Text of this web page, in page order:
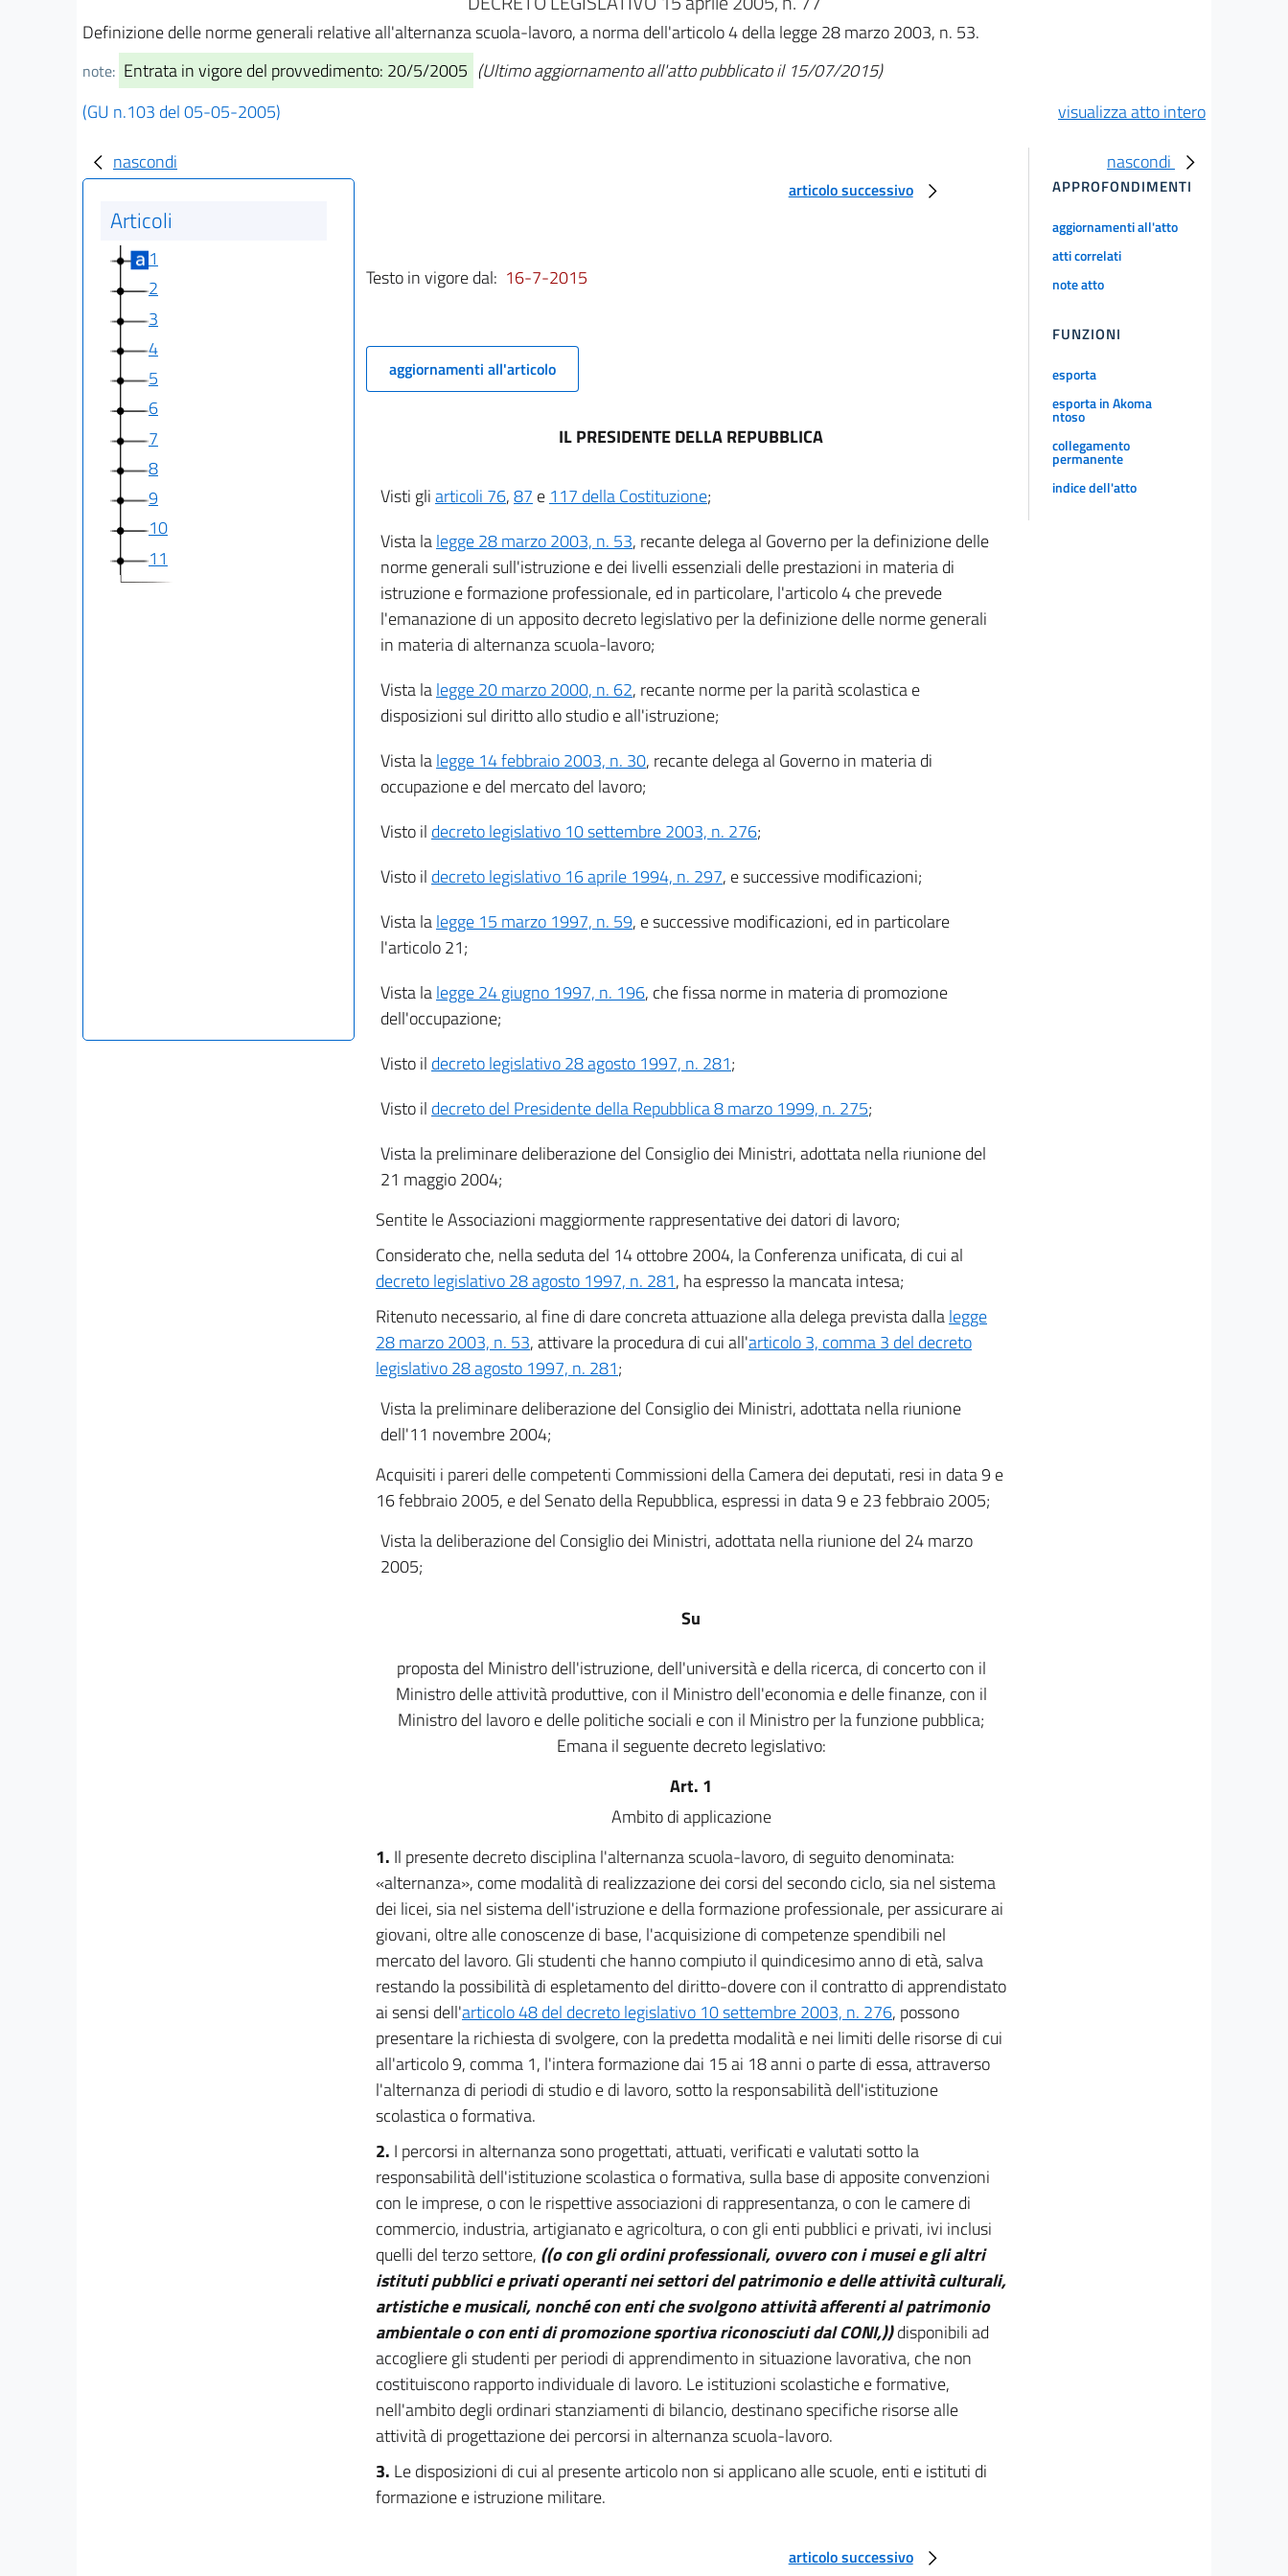
Definizione delle norme generali relative all'alternanza scuola-lavoro, a norma dell'articolo 4 della legge 28 marzo 2003, n. 53.
note: Entrata in vigore del provvedimento: 20/5/2005 (Ultimo aggiornamento all'atto pubblicato il 15/07/2015)
(GU n.103 del 05-05-2005)
visualizza atto intero
nascondi
Articoli
1
2
3
4
5
6
7
8
9
10
11
articolo successivo
Testo in vigore dal: 16-7-2015
aggiornamenti all'articolo
IL PRESIDENTE DELLA REPUBBLICA
Visti gliarticoli 76,87 e 117 della Costituzione;
Vista lalegge 28 marzo 2003, n. 53, recante delega al Governo per la definizione delle
norme generali sull'istruzione e dei livelli essenziali delle prestazioni in materia di
istruzione e formazione professionale, ed in particolare, l'articolo 4 che prevede
l'emanazione di un apposito decreto legislativo per la definizione delle norme generali
in materia di alternanza scuola-lavoro;
Vista lalegge 20 marzo 2000, n. 62, recante norme per la parità scolastica e
disposizioni sul diritto allo studio e all'istruzione;
Vista lalegge 14 febbraio 2003, n. 30, recante delega al Governo in materia di
occupazione e del mercato del lavoro;
Visto il decreto legislativo 10 settembre 2003, n. 276;
Visto il decreto legislativo 16 aprile 1994, n. 297, e successive modificazioni;
Vista lalegge 15 marzo 1997, n. 59, e successive modificazioni, ed in particolare
l'articolo 21;
Vista lalegge 24 giugno 1997, n. 196, che fissa norme in materia di promozione
dell'occupazione;
Visto il decreto legislativo 28 agosto 1997, n. 281;
Visto il decreto del Presidente della Repubblica 8 marzo 1999, n. 275;
Vista la preliminare deliberazione del Consiglio dei Ministri, adottata nella riunione del
21 maggio 2004;
Sentite le Associazioni maggiormente rappresentative dei datori di lavoro;
Considerato che, nella seduta del 14 ottobre 2004, la Conferenza unificata, di cui al
decreto legislativo 28 agosto 1997, n. 281, ha espresso la mancata intesa;
Ritenuto necessario, al fine di dare concreta attuazione alla delega prevista dallalegge
28 marzo 2003, n. 53, attivare la procedura di cui all'articolo 3, comma 3 del decreto
legislativo 28 agosto 1997, n. 281;
Vista la preliminare deliberazione del Consiglio dei Ministri, adottata nella riunione
dell'11 novembre 2004;
Acquisiti i pareri delle competenti Commissioni della Camera dei deputati, resi in data 9 e
16 febbraio 2005, e del Senato della Repubblica, espressi in data 9 e 23 febbraio 2005;
Vista la deliberazione del Consiglio dei Ministri, adottata nella riunione del 24 marzo
2005;
Su
proposta del Ministro dell'istruzione, dell'università e della ricerca, di concerto con il
Ministro delle attività produttive, con il Ministro dell'economia e delle finanze, con il
Ministro del lavoro e delle politiche sociali e con il Ministro per la funzione pubblica;
Emana il seguente decreto legislativo:
Art. 1
Ambito di applicazione
1. Il presente decreto disciplina l'alternanza scuola-lavoro, di seguito denominata:
«alternanza», come modalità di realizzazione dei corsi del secondo ciclo, sia nel sistema
dei licei, sia nel sistema dell'istruzione e della formazione professionale, per assicurare ai
giovani, oltre alle conoscenze di base, l'acquisizione di competenze spendibili nel
mercato del lavoro. Gli studenti che hanno compiuto il quindicesimo anno di età, salva
restando la possibilità di espletamento del diritto-dovere con il contratto di apprendistato
ai sensi dell'articolo 48 del decreto legislativo 10 settembre 2003, n. 276, possono
presentare la richiesta di svolgere, con la predetta modalità e nei limiti delle risorse di cui
all'articolo 9, comma 1, l'intera formazione dai 15 ai 18 anni o parte di essa, attraverso
l'alternanza di periodi di studio e di lavoro, sotto la responsabilità dell'istituzione
scolastica o formativa.
2. I percorsi in alternanza sono progettati, attuati, verificati e valutati sotto la
responsabilità dell'istituzione scolastica o formativa, sulla base di apposite convenzioni
con le imprese, o con le rispettive associazioni di rappresentanza, o con le camere di
commercio, industria, artigianato e agricoltura, o con gli enti pubblici e privati, ivi inclusi
quelli del terzo settore, ((o con gli ordini professionali, ovvero con i musei e gli altri
istituti pubblici e privati operanti nei settori del patrimonio e delle attività culturali,
artistiche e musicali, nonché con enti che svolgono attività afferenti al patrimonio
ambientale o con enti di promozione sportiva riconosciuti dal CONI,))disponibili ad
accogliere gli studenti per periodi di apprendimento in situazione lavorativa, che non
costituiscono rapporto individuale di lavoro. Le istituzioni scolastiche e formative,
nell'ambito degli ordinari stanziamenti di bilancio, destinano specifiche risorse alle
attività di progettazione dei percorsi in alternanza scuola-lavoro.
3. Le disposizioni di cui al presente articolo non si applicano alle scuole, enti e istituti di
formazione e istruzione militare.
articolo successivo
nascondi
APPROFONDIMENTI
aggiornamenti all'atto
atti correlati
note atto
FUNZIONI
esporta
esporta in Akoma
ntoso
collegamento
permanente
indice dell'atto